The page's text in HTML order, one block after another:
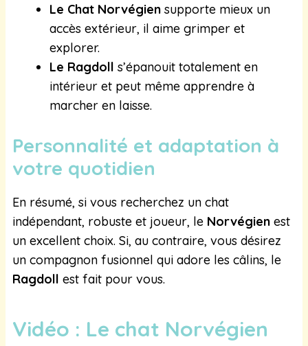
Le Chat Norvégien supporte mieux un
accès extérieur, il aime grimper et
explorer.
Le Ragdoll s’épanouit totalement en
intérieur et peut même apprendre à
marcher en laisse.
Personnalité et adaptation à
votre quotidien
En résumé, si vous recherchez un chat
indépendant, robuste et joueur, le Norvégien est
un excellent choix. Si, au contraire, vous désirez
un compagnon fusionnel qui adore les câlins, le
Ragdoll est fait pour vous.
Vidéo : Le chat Norvégien